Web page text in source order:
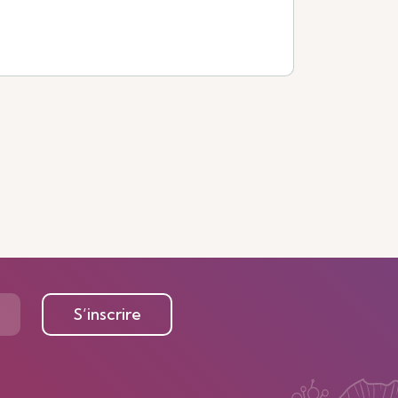
S’inscrire